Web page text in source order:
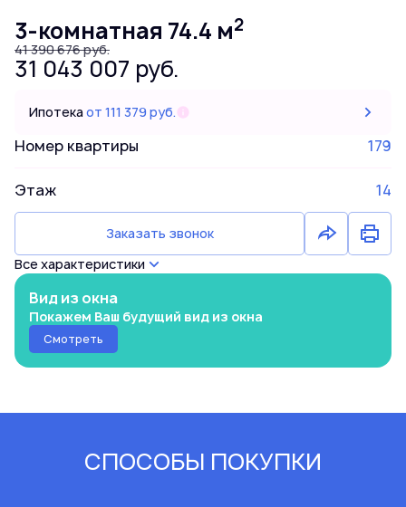
3-комнатная 74.4 м2
41 390 676 руб.
31 043 007 руб.
Ипотекаот 111 379 руб.
Номер квартиры 179
Этаж 14
Заказать звонок
Все характеристики
Вид из окна
Покажем Ваш будущий вид из окна
Смотреть
СПОСОБЫ ПОКУПКИ